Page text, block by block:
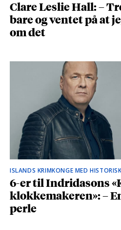
Clare Leslie Hall: –
bare og ventet på at
om det
ISLANDS KRIMKONGE MED
6-er til Indridasons
klokkemakeren»: –
perle